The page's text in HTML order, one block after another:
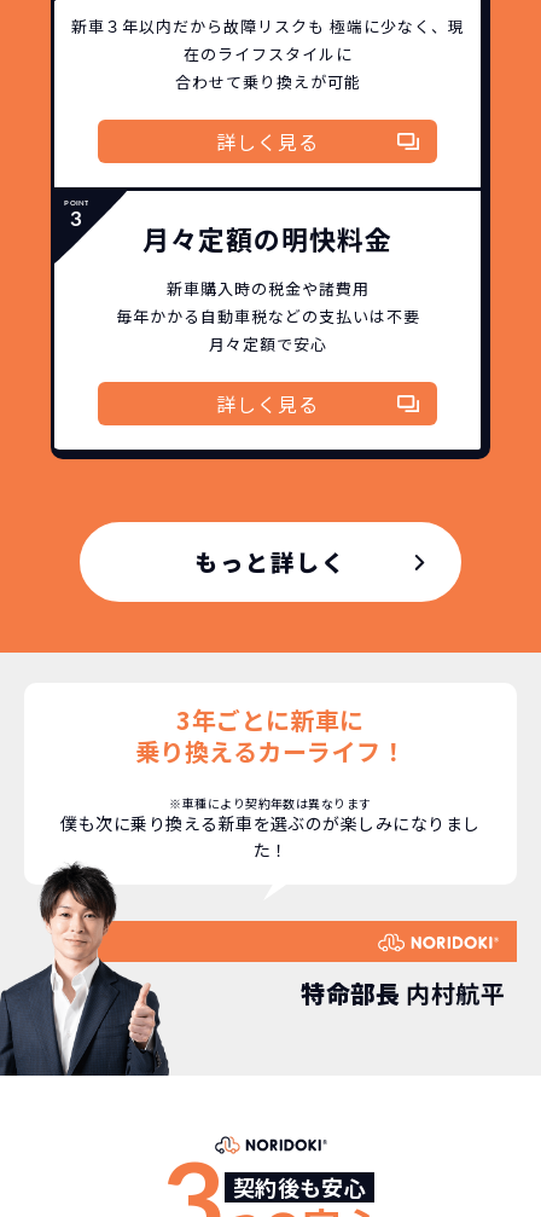
新車３年以内だから故障リスクも 極端に少なく、 現
在のライフスタイルに
合わせて乗り換えが可能
詳しく見る
月々定額の明快料金
新車購入時の税金や諸費用
毎年かかる自動車税などの支払いは不要
月々定額で安心
詳しく見る
お車を返却いただく
必要があるため
通常のカーリースの場合、そのまま継続
して乗るか、購入するかなどを選べます。
しかし、NORIDOKIの場合は、車両を必
ず返却していただくことを前提とするこ
とで「超低価格」を実現しています。
えるなど。その時その時の状況に合わせ
た車を選べるっていいとおもいません
新型の新車に定期的に乗換
車はだいたい３年くらいで飽きると言わ
れています。
もちろん、その人によりますが、最新型
車に常に乗り続けられるのは気持ちよ
継続的にかかる費用が
コミコミ
維持にかかる、毎年の｢自動車税｣はコミ
コミ。3年契約なので通常車検時にかかる
｢自動車重量税｣、｢自賠責保険料｣「整備
料」などが不要となります。
もっと詳しく
3年ごとに新車に
乗り換えるカーライフ！
※車種により契約年数は異なります
僕も次に乗り換える新車を選ぶのが楽しみになりまし
た！
特命部長 内村航平
契約後も安心